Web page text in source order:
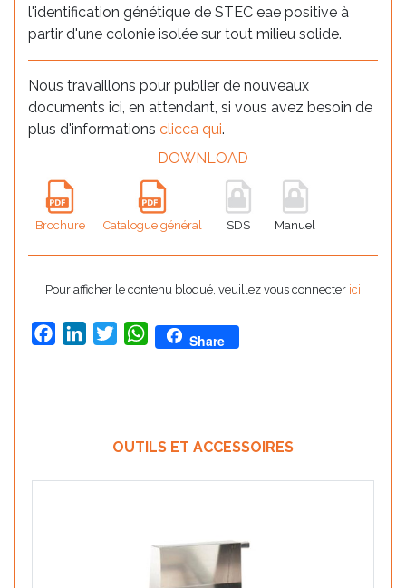
l'identification génétique de STEC eae positive à
partir d'une colonie isolée sur tout milieu solide.
Nous travaillons pour publier de nouveaux
documents ici, en attendant, si vous avez besoin de
plus d'informations clicca qui.
DOWNLOAD
Brochure Catalogue général SDS Manuel
Pour afficher le contenu bloqué, veuillez vous connecter ici
FacebookLinkedInTwitterWhatsApp
Share
OUTILS ET ACCESSOIRES